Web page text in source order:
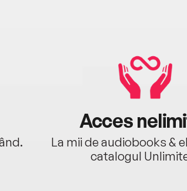
Acces
La mii de audiobooks &
catalogul